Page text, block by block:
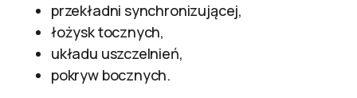
przekładni synchronizującej,
łożysk tocznych,
układu uszczelnień,
pokryw bocznych.